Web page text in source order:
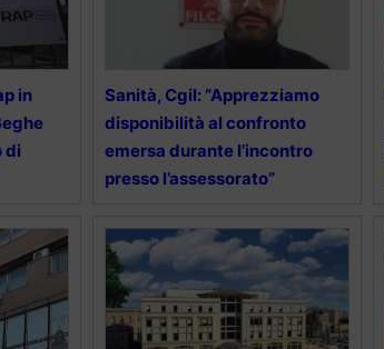
in
di
Sanità, Cgil: “Apprezziamo
disponibilità al confronto
emersa durante l’incontro
presso l’assessorato”